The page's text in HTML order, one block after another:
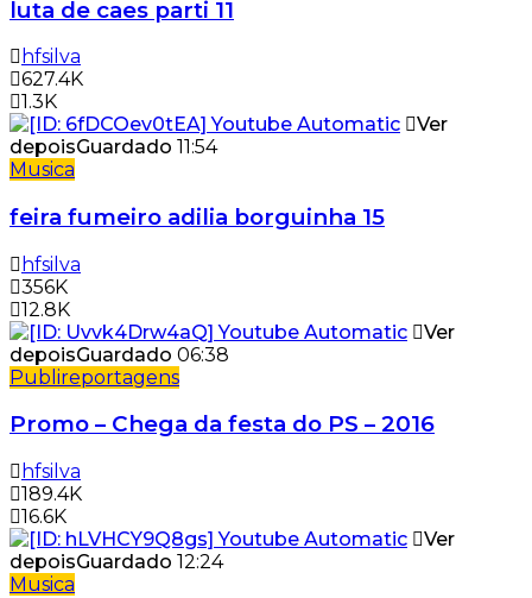
luta de caes parti 11
hfsilva
627.4K
1.3K
Ver
depoisGuardado 11:54
Musica
feira fumeiro adilia borguinha 15
hfsilva
356K
12.8K
Ver
depoisGuardado 06:38
Publireportagens
Promo – Chega da festa do PS – 2016
hfsilva
189.4K
16.6K
Ver
depoisGuardado 12:24
Musica